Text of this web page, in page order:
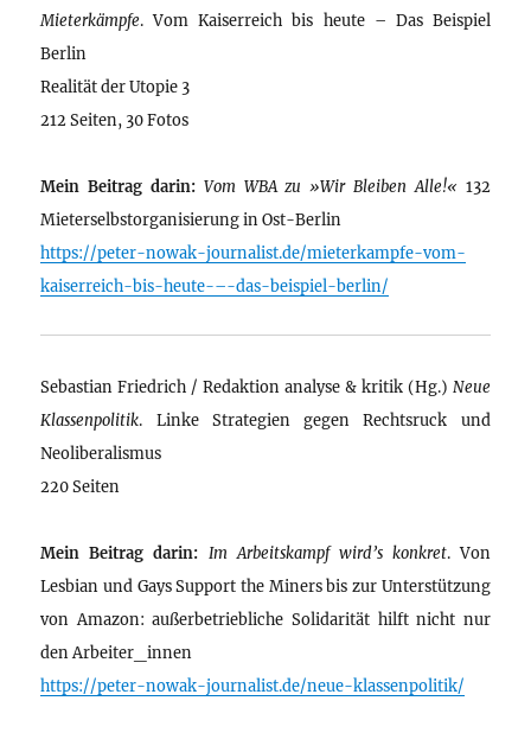
Mieterkämpfe. Vom Kaiserreich bis heute – Das Beispiel
Berlin
Realität der Utopie 3
212 Seiten, 30 Fotos
Mein Beitrag darin: Vom WBA zu »Wir Bleiben Alle!« 132
Mieterselbstorganisierung in Ost-Berlin
https://peter-nowak-journalist.de/mieterkampfe-vom-
kaiserreich-bis-heute-–-das-beispiel-berlin/
Sebastian Friedrich / Redaktion analyse & kritik (Hg.) Neue
Klassenpolitik. Linke Strategien gegen Rechtsruck und
Neoliberalismus
220 Seiten
Mein Beitrag darin: Im Arbeitskampf wird’s konkret. Von
Lesbian und Gays Support the Miners bis zur Unterstützung
von Amazon: außerbetriebliche Solidarität hilft nicht nur
den Arbeiter_innen
https://peter-nowak-journalist.de/neue-klassenpolitik/